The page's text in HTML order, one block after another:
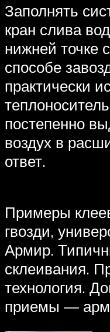
Заполнять
кран слива
нижней точке
способе
практически
постепенно
воздух в
ответ.
Примеры
гвозди,
Армир.
склеивания.
технология.
приемы —